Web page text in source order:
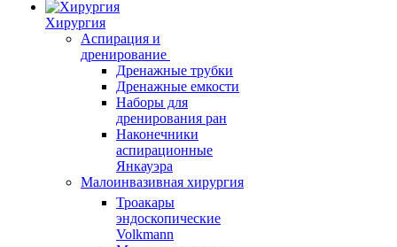
Хирургия
Аспирация и
дренирование
Дренажные трубки
Дренажные емкости
Наборы для
дренирования ран
Наконечники
аспирационные
Янкауэра
Малоинвазивная хирургия
Троакары
эндоскопические
Volkmann